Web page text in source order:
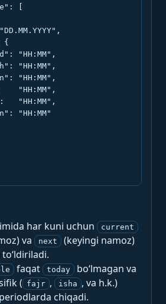
[
{
"HH:MM",
"HH:MM",
"HH:MM",
"HH:MM",
"HH:MM",
"HH:MM"
har kuni uchun current
va next
(keyingi namoz)
faqat today
bo‘lmagan va
( fajr , isha , va h.k.)
chiqadi.